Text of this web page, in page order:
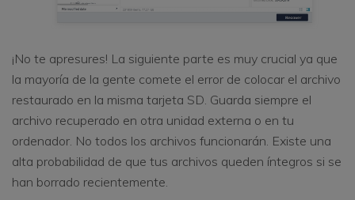
¡No te apresures! La siguiente parte es muy crucial ya que
la mayoría de la gente comete el error de colocar el archivo
restaurado en la misma tarjeta SD. Guarda siempre el
archivo recuperado en otra unidad externa o en tu
ordenador. No todos los archivos funcionarán. Existe una
alta probabilidad de que tus archivos queden íntegros si se
han borrado recientemente.